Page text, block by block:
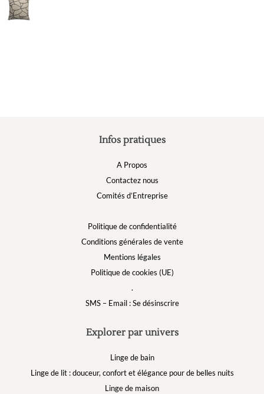
Infos pratiques
A Propos
Contactez nous
Comités d’Entreprise
Politique de confidentialité
Conditions générales de vente
Mentions légales
Politique de cookies (UE)
.
SMS – Email : Se désinscrire
Explorer par univers
Linge de bain
Linge de lit : douceur, confort et élégance pour de belles nuits
Linge de maison